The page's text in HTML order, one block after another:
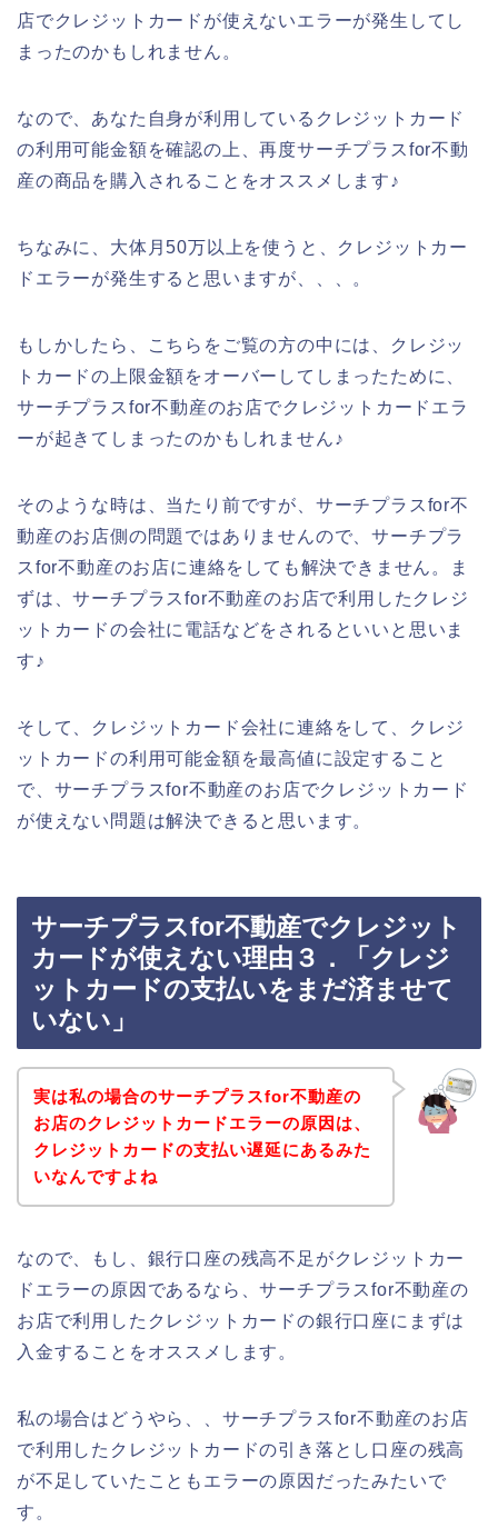
店でクレジットカードが使えないエラーが発生してし
まったのかもしれません。
なので、あなた自身が利用しているクレジットカード
の利用可能金額を確認の上、再度サーチプラスfor不動
産の商品を購入されることをオススメします♪
ちなみに、大体月50万以上を使うと、クレジットカー
ドエラーが発生すると思いますが、、、。
もしかしたら、こちらをご覧の方の中には、クレジッ
トカードの上限金額をオーバーしてしまったために、
サーチプラスfor不動産のお店でクレジットカードエラ
ーが起きてしまったのかもしれません♪
そのような時は、当たり前ですが、サーチプラスfor不
動産のお店側の問題ではありませんので、サーチプラ
スfor不動産のお店に連絡をしても解決できません。ま
ずは、サーチプラスfor不動産のお店で利用したクレジ
ットカードの会社に電話などをされるといいと思いま
す♪
そして、クレジットカード会社に連絡をして、クレジ
ットカードの利用可能金額を最高値に設定すること
で、サーチプラスfor不動産のお店でクレジットカード
が使えない問題は解決できると思います。
サーチプラスfor不動産でクレジット
カードが使えない理由３．「クレジ
ットカードの支払いをまだ済ませて
いない」
実は私の場合のサーチプラスfor不動産の
お店のクレジットカードエラーの原因は、
クレジットカードの支払い遅延にあるみた
いなんですよね
なので、もし、銀行口座の残高不足がクレジットカー
ドエラーの原因であるなら、サーチプラスfor不動産の
お店で利用したクレジットカードの銀行口座にまずは
入金することをオススメします。
私の場合はどうやら、、サーチプラスfor不動産のお店
で利用したクレジットカードの引き落とし口座の残高
が不足していたこともエラーの原因だったみたいで
す。